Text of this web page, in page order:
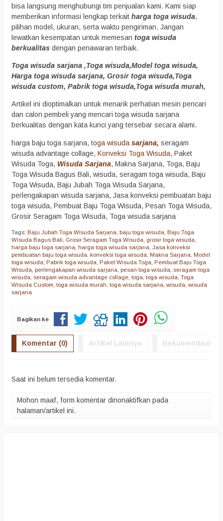
bisa langsung menghubungi tim penjualan kami. Kami siap
memberikan informasi lengkap terkait harga toga wisuda,
pilihan model, ukuran, serta waktu pengiriman. Jangan
lewatkan kesempatan untuk memesan toga wisuda
berkualitas dengan penawaran terbaik.
Toga wisuda sarjana ,Toga wisuda,Model toga wisuda,
Harga toga wisuda sarjana, Grosir toga wisuda,Toga
wisuda custom, Pabrik toga wisuda,Toga wisuda murah,
Artikel ini dioptimalkan untuk menarik perhatian mesin pencari
dan calon pembeli yang mencari toga wisuda sarjana
berkualitas dengan kata kunci yang tersebar secara alami.
harga baju toga sarjana,toga wisuda sarjana, seragam
wisuda advantage collage, Konveksi Toga Wisuda, Paket
Wisuda Toga, Wisuda Sarjana, Makna Sarjana, Toga, Baju
Toga Wisuda Bagus Bali, wisuda, seragam toga wisuda, Baju
Toga Wisuda, Baju Jubah Toga Wisuda Sarjana,
perlengakapan wisuda sarjana, Jasa konveksi pembuatan baju
toga wisuda, Pembuat Baju Toga Wisuda, Pesan Toga Wisuda,
Grosir Seragam Toga Wisuda, Toga wisuda sarjana
Tags: Baju Jubah Toga Wisuda Sarjana baju toga wisuda Baju Toga
Wisuda Bagus Bali
Grosir Seragam Toga Wisuda grosir toga wisuda
harga baju toga sarjana harga toga wisuda sarjana Jasa konveksi
pembuatan baju toga wisuda konveksi toga wisuda Makna Sarjana Model
toga wisuda Pabrik toga wisuda Paket Wisuda Toga Pembuat Baju Toga
Wisuda perlengakapan wisuda sarjana pesan toga wisuda seragam toga
wisuda seragam wisuda advantage collage toga toga wisuda Toga
Wisuda Custom toga wisuda murah toga wisuda sarjana wisuda wisuda
sarjana
Bagikan ke
Komentar (0) Artikel Lainnya Rekomendasi
Saat ini belum tersedia komentar.
Mohon maaf, form komentar dinonaktifkan pada
halaman/artikel ini.